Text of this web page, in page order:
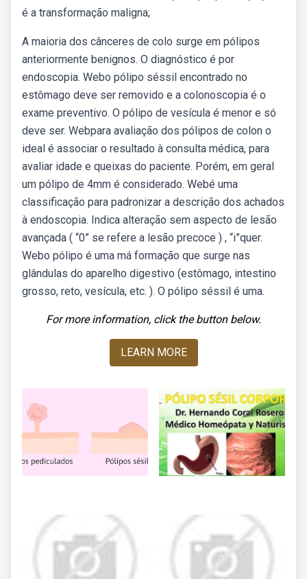
é a transformação maligna;
A maioria dos cânceres de colo surge em pólipos
anteriormente benignos. O diagnóstico é por
endoscopia. Webo pólipo séssil encontrado no
estômago deve ser removido e a colonoscopia é o
exame preventivo. O pólipo de vesícula é menor e só
deve ser. Webpara avaliação dos pólipos de colon o
ideal é associar o resultado à consulta médica, para
avaliar idade e queixas do paciente. Porém, em geral
um pólipo de 4mm é considerado. Webé uma
classificação para padronizar a descrição dos achados
à endoscopia. Indica alteração sem aspecto de lesão
avançada ( “0” se refere a lesão precoce ) , “i”quer.
Webo pólipo é uma má formação que surge nas
glândulas do aparelho digestivo (estômago, intestino
grosso, reto, vesícula, etc. ). O pólipo séssil é uma.
For more information, click the button below.
LEARN MORE